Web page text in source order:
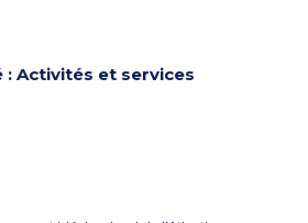
: Activités et services